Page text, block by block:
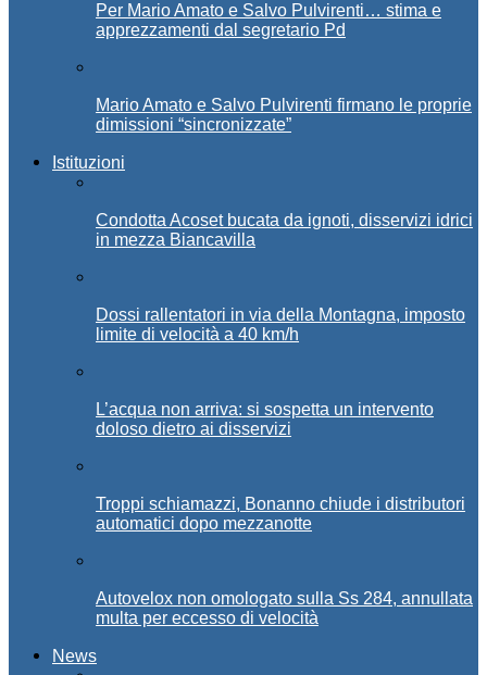
Per Mario Amato e Salvo Pulvirenti… stima e
apprezzamenti dal segretario Pd
Mario Amato e Salvo Pulvirenti firmano le proprie
dimissioni “sincronizzate”
Istituzioni
Condotta Acoset bucata da ignoti, disservizi idrici
in mezza Biancavilla
Dossi rallentatori in via della Montagna, imposto
limite di velocità a 40 km/h
L’acqua non arriva: si sospetta un intervento
doloso dietro ai disservizi
Troppi schiamazzi, Bonanno chiude i distributori
automatici dopo mezzanotte
Autovelox non omologato sulla Ss 284, annullata
multa per eccesso di velocità
News